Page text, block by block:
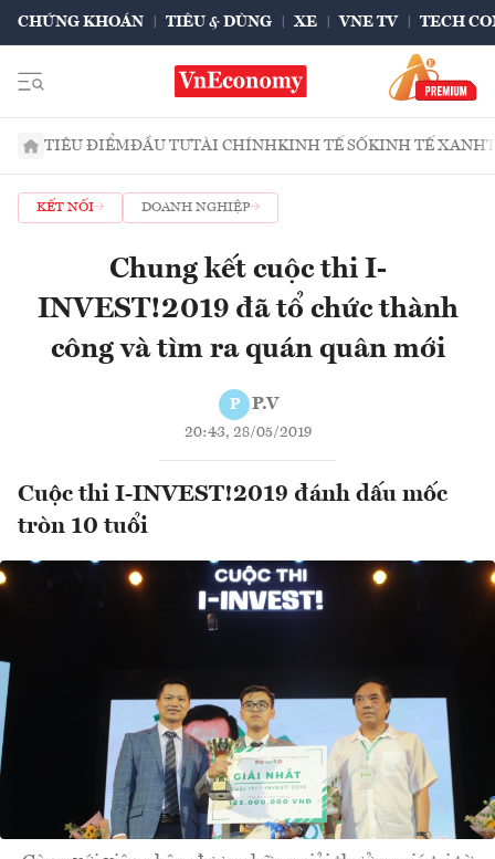
CHỨNG KHOÁN TIÊU & DÙNG XE VNE TV TECH
TIÊU ĐIỂMĐẦU TƯTÀI CHÍNHKINH TẾ SỐKINH TẾ XANH
KẾT NỐI DOANH NGHIỆP
Chung kết cuộc thi I-
INVEST!2019 đã tổ chức thành
công và tìm ra quán quân mới
P P.V
20:43, 28/05/2019
Cuộc thi I-INVEST!2019 đánh dấu mốc
tròn 10 tuổi